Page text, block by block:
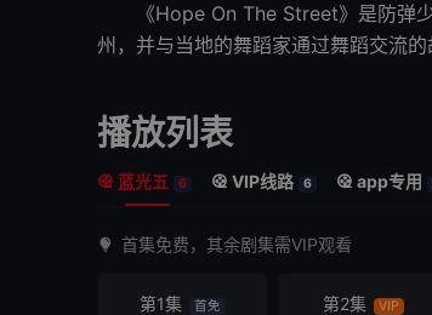
《Hope On The Street》是防弹少
州，并与当地的舞蹈家通过舞蹈交流的
播放列表
蓝光五 6 VIP线路 6 app专用
首集免费，其余剧集需VIP观看
第1集 首免 第2集 VIP